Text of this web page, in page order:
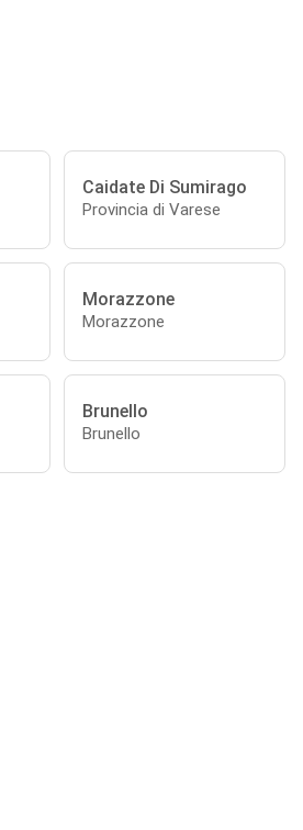
Caidate Di Sumirago
Provincia di Varese
Morazzone
Morazzone
Brunello
Brunello